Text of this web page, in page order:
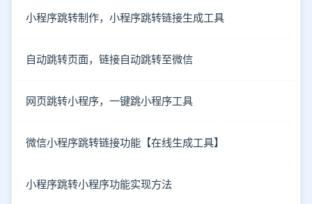
小程序跳转制作，小程序跳转链接生成工具
自动跳转页面，链接自动跳转至微信
网页跳转小程序，一键跳小程序工具
微信小程序跳转链接功能【在线生成工具】
小程序跳转小程序功能实现方法